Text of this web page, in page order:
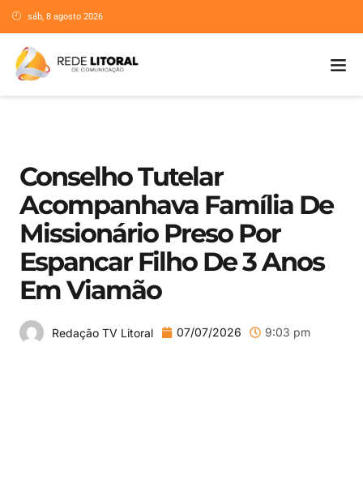
sáb, 8 agosto 2026
Conselho Tutelar
Acompanhava Família De
Missionário Preso Por
Espancar Filho De 3 Anos
Em Viamão
Redação TV Litoral 07/07/2026 9:03 pm